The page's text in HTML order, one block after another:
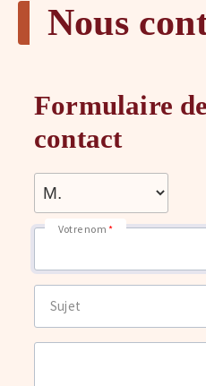
Nous
Formulaire de
contact
Votre nom
Sujet